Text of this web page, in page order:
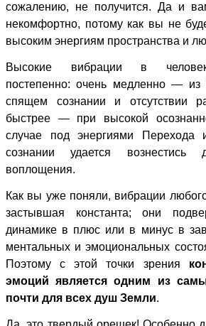
сожалению, не получится. Да и
некомфортно, потому как вы не
высоким энергиям пространства и
Высокие вибрации в
постепенно: очень медленно —
спящем сознании и отсутствии
быстрее — при высокой
случае под энергиями Перехода
сознании удается
воплощения.
Как вы уже поняли, вибрации
застывшая константа; они
динамике в плюс или в минус в
ментальных и эмоциональных
Поэтому с этой точки зрения
эмоций является одним из
почти для всех душ Земли.